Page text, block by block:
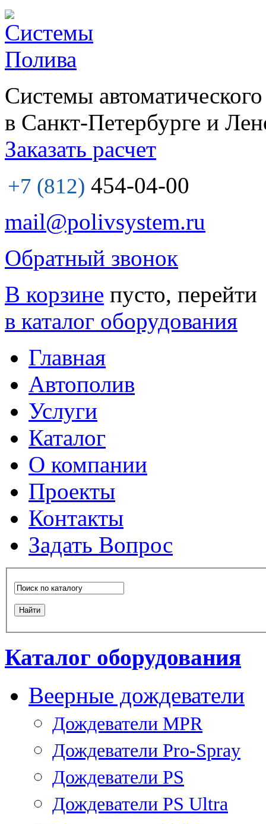
Системы
в Санкт-Петербурге и
Заказать расчет
+7 (812) 454-04-00
mail@polivsystem.ru
Обратный звонок
В корзине пусто, перейти
в каталог оборудования
Главная
Автополив
Услуги
Каталог
О компании
Проекты
Контакты
Задать Вопрос
Каталог оборудования
Веерные дождеватели
Дождеватели MPR
Дождеватели Pro-Spray
Дождеватели PS
Дождеватели PS Ultra